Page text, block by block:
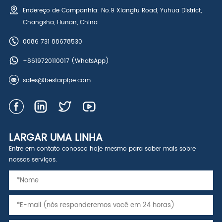
Endereço de Companhia: No.9 Xiangfu Road, Yuhua District,
Changsha, Hunan, China
0086 731 88678530
+8619720110017(WhatsApp)
sales@bestarpipe.com
LARGAR UMA LINHA
Entre em contato conosco hoje mesmo para saber mais sobre
nossos serviços.